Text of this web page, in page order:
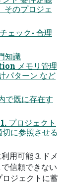
そのプロジェ
ェック- 合理
知識
メモリ管理
パターン など
で既に存在す
プロジェクト
に参照させる
用可能 3. ドメ
信頼できない
ロジェクトに蓄